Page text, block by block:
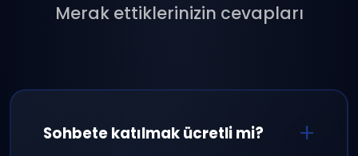
Merak ettiklerinizin cevapları
Sohbete katılmak ücretli mi?